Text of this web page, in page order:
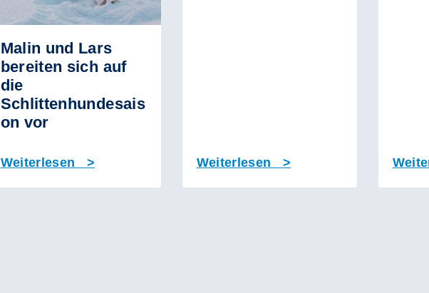
Malin und Lars
bereiten sich auf
die
Schlittenhundesais
on vor
Weiterlesen > Weiterlesen >